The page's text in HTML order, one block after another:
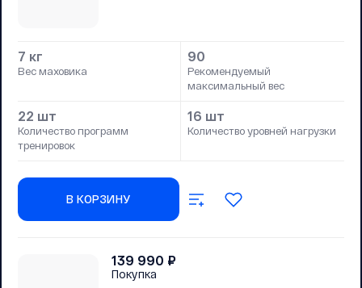
7 кг
Вес маховика
90
Рекомендуемый
максимальный вес
22 шт
Количество программ
тренировок
16 шт
Количество уровней нагрузки
В КОРЗИНУ
139 990 ₽
Покупка